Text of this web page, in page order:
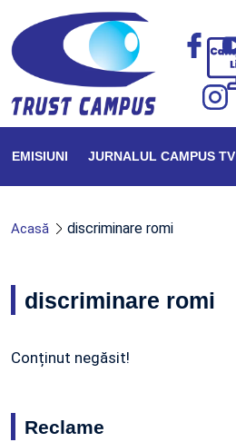
EMISIUNI JURNALUL CAMPUS TV
Acasă discriminare romi
discriminare romi
Conținut negăsit!
Reclame